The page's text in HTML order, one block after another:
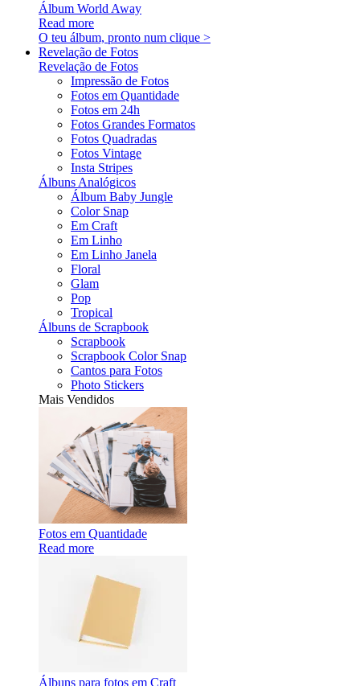
Álbum World Away
Read more
O teu álbum, pronto num clique >
Revelação de Fotos
Revelação de Fotos
Impressão de Fotos
Fotos em Quantidade
Fotos em 24h
Fotos Grandes Formatos
Fotos Quadradas
Fotos Vintage
Insta Stripes
Álbuns Analógicos
Álbum Baby Jungle
Color Snap
Em Craft
Em Linho
Em Linho Janela
Floral
Glam
Pop
Tropical
Álbuns de Scrapbook
Scrapbook
Scrapbook Color Snap
Cantos para Fotos
Photo Stickers
Mais Vendidos
Fotos em Quantidade
Read more
Álbuns para fotos em Craft